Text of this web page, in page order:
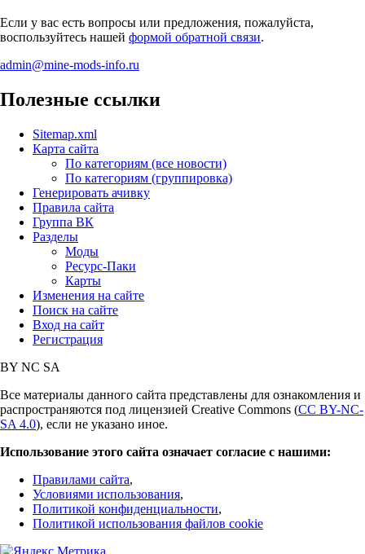
Если у вас есть вопросы или предложения, пожалуйста,
воспользуйтесь нашей формой обратной связи.
admin@mine-mods-info.ru
Полезные ссылки
Sitemap.xml
Карта сайта
По категориям (все новости)
По категориям (группировка)
Генерировать ачивку
Правила сайта
Группа ВК
Разделы
Моды
Ресурс-Паки
Карты
Изменения на сайте
Поиск на сайте
Вход на сайт
Регистрация
BY NC SA
Все материалы данного сайта представлены для ознакомления и
распространяются под лицензией Creative Commons (CC BY-NC-
SA 4.0), если не указано иное.
Использование этого сайта означает согласие с нашими:
Правилами сайта,
Условиями использования,
Политикой конфиденциальности,
Политикой использования файлов cookie